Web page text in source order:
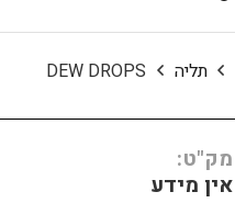
תליה DEW DROPS
מק"ט:
אין מידע